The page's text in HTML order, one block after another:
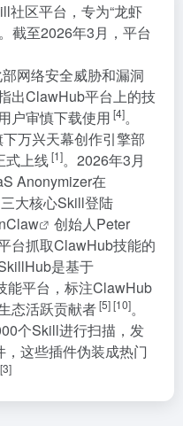
社区平台，专为“龙虾
。截至2026年3月，平台
网络安全威胁和漏洞
出ClawHub平台上的技
户审慎下载使用 [4]。
万兴天幕创作引擎部
式上线[1]。2026年3月
Anonymizer在
三大核心Skill登陆
创始人Peter
台抓取ClawHub技能的
是基于
能平台，标注ClawHub
态活跃贡献者[5][10]。
个Skill进行扫描，发
这些插件伪装成热门
[3]